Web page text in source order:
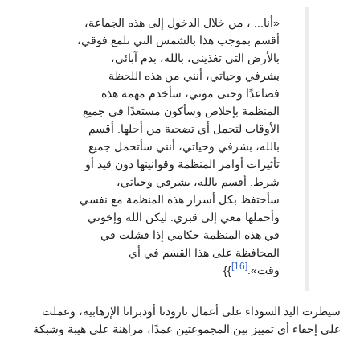
«أنا... ، من خلال الدخول إلى هذه الجماعة،
أقسم بموجب هذا بالشمس التي تلمع فوقي،
بالأرض التي تغذيني، بالله، بدم آبائي،
بشرفي وحياتي، أنني من هذه اللحظة
فصاعدًا وحتى موتي، سأخدم مهمة هذه
المنظمة بإخلاص وسأكون مستعدًا في جميع
الأوقات لتحمل أي تضحية من أجلها. أقسم
بالله، بشرفي وحياتي، أنني سأتحمل جميع
تأثيرات أوامر المنظمة وقوانينها دون قيد أو
شرط. أقسم بالله، بشرفي وحياتي،
سأحتفظ بكل أسرار هذه المنظمة مع نفسي
وأحملها معي إلى قبري. ليكن الله وإخوتي
في هذه المنظمة حكامي إذا فشلت في
المحافظة على هذا القسم في أي
وقت». [16]
}}
سيطرت اليد السوداء على أعمال نارودنا أودبرانا الإرهابية، وعملت
على إخفاء أي تمييز بين المجموعتين عمدًا، مراهنة على هيبة وشبكة